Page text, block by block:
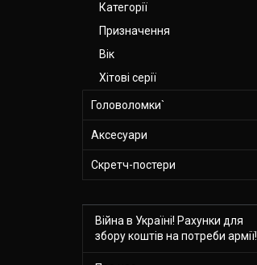
Категорії
Призначення
Вік
Хітові серії
Головоломки`
Аксесуари
Скретч-постери
Війна в Україні! Рахунки для
збору коштів на потреби армії!